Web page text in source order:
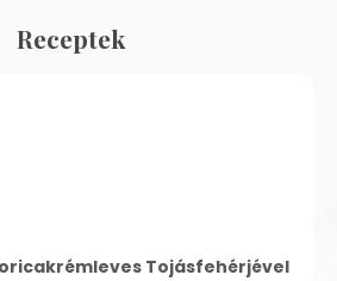
Receptek
Tojásfehérjével